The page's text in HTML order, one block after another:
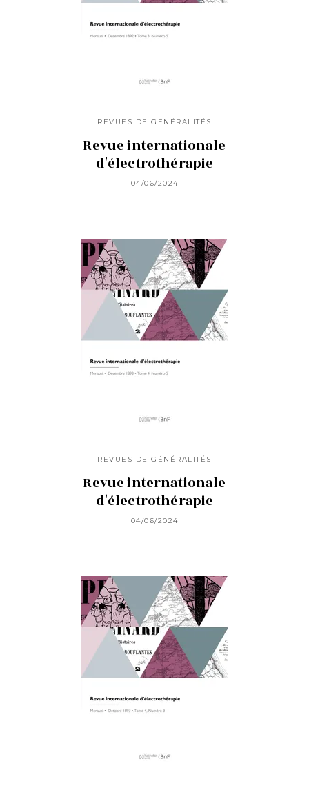
REVUES DE GÉNÉRALITÉS
Revue internationale
d'électrothérapie
04/06/2024
REVUES DE GÉNÉRALITÉS
Revue internationale
d'électrothérapie
04/06/2024